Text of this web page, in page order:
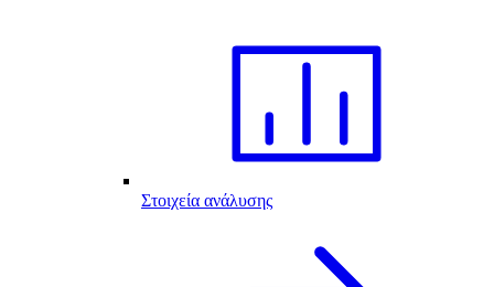
Στοιχεία ανάλυσης